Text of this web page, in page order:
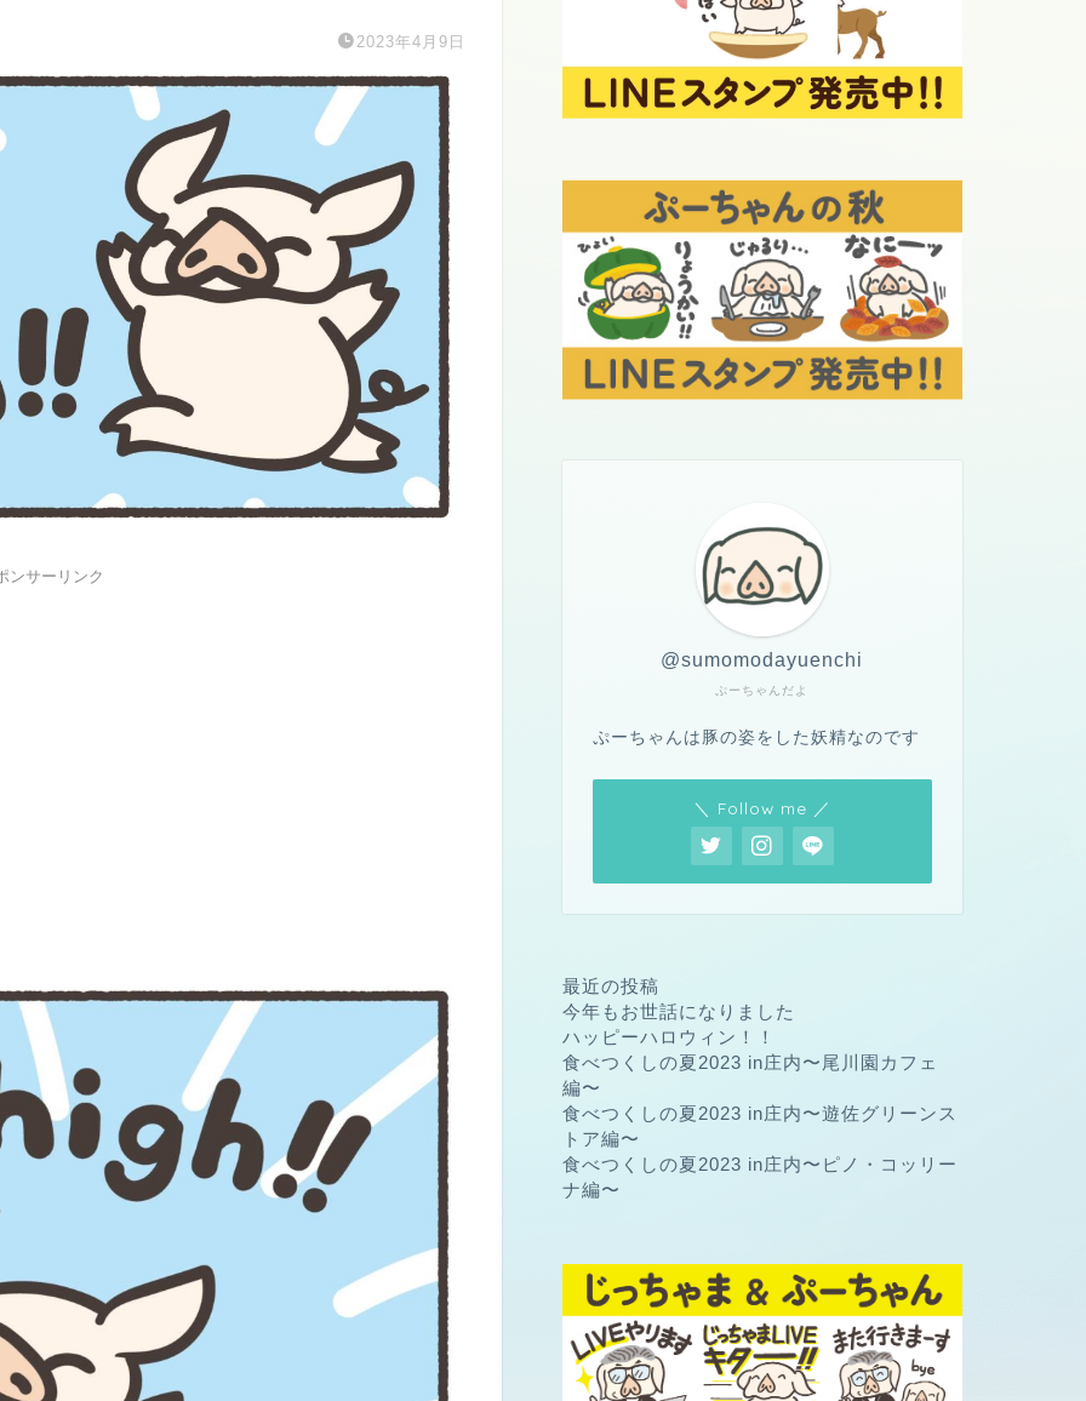
2023年4月9日
ンサーリンク
ぷーちゃんだよ
@sumomodayuenchi
ぷーちゃんは豚の姿をした妖精なのです
＼ Follow me ／
最近の投稿
今年もお世話になりました
ハッピーハロウィン！！
食べつくしの夏2023 in庄内〜尾川園カフェ
編〜
食べつくしの夏2023 in庄内〜遊佐グリーンス
トア編〜
食べつくしの夏2023 in庄内〜ピノ・コッリー
ナ編〜